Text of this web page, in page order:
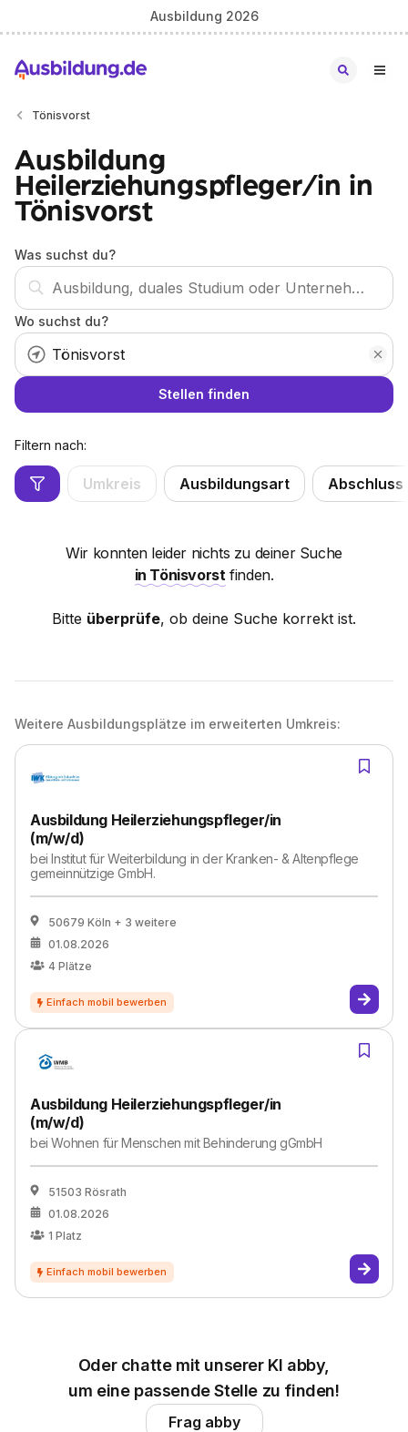
Ausbildung 2026
Tönisvorst
Ausbildung
Heilerziehungspfleger/in in
Tönisvorst
Was suchst du?
Wo suchst du?
Stellen finden
Filtern nach:
Umkreis Ausbildungsart Abschluss
Wir konnten leider nichts zu deiner Suche
in Tönisvorst finden.
Bitte überprüfe, ob deine Suche korrekt ist.
Weitere Ausbildungsplätze im erweiterten Umkreis:
Ausbildung Heilerziehungspfleger/in
(m/w/d)
beiInstitut für Weiterbildung in der Kranken- & Altenpflege
gemeinnützige GmbH.
50679 Köln + 3 weitere
01.08.2026
4 Plätze
Ausbildung Heilerziehungspfleger/in
(m/w/d)
beiWohnen für Menschen mit Behinderung gGmbH
51503 Rösrath
01.08.2026
1 Platz
Oder chatte mit unserer KI abby,
um eine passende Stelle zu finden!
Frag abby